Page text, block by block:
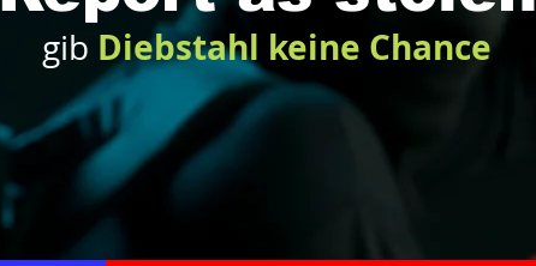
gib Diebstahl keine Chance